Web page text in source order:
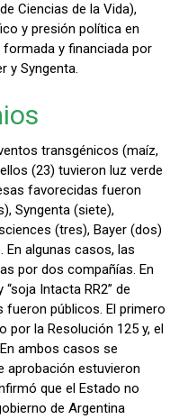
Ciencias de la Vida),
y presión política en
y financiada por
y Syngenta.
transgénicos (maíz,
(23) tuvieron luz verde
favorecidas fueron
Syngenta (siete),
(tres), Bayer (dos)
En algunas casos, las
por dos compañías. En
Intacta RR2” de
fueron públicos. El primero
por la Resolución 125 y, el
ambos casos se
aprobación estuvieron
que el Estado no
de Argentina